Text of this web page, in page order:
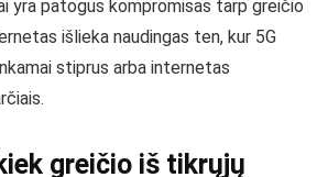
yra patogus kompromisas tarp greičio
išlieka naudingas ten, kur 5G
stiprus arba internetas
greičio iš tikrųjų